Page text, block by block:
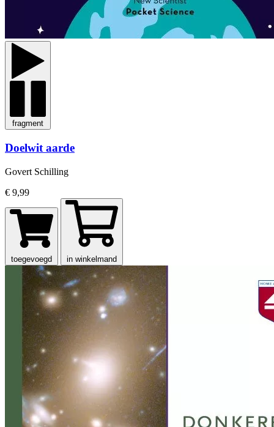
fragment
Doelwit aarde
Govert Schilling
€ 9,99
toegevoegd in winkelmand